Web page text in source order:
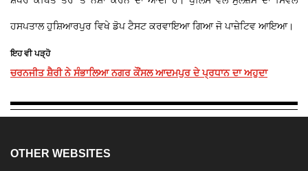
ਹਸਪਤਾਲ ਹੁਸ਼ਿਆਰਪੁਰ ਵਿਖੇ ਡੋਪ ਟੈਸਟ ਕਰਵਾਇਆ ਗਿਆ ਜੋ ਪਾਜ਼ੇਟਿਵ ਆਇਆ।
ਇਹ ਵੀ ਪੜ੍ਹੋ
ਚਰਨਜੀਤ ਸ਼ੈਰੀ ਨੇ ਸੰਭਾਲਿਆ ਨਗਰ ਕੌਂਸਲ ਆਦਮਪੁਰ ਦੇ ਪ੍ਰਧਾਨ ਦਾ ਅਹੁਦਾ
OTHER WEBSITES